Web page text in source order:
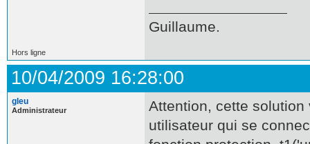
Guillaume.
Hors ligne
10/04/2009 16:28:00
gleu
Administrateur
Attention, cette
utilisateur qui se